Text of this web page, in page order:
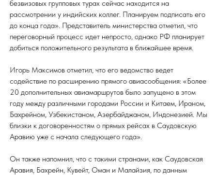
безвизовых групповых турах сейчас находится на
рассмотрении у индийских коллег. Планируем подписать его
до конца года». Представитель министерства отметил, что
переговорный процесс идет непросто, однако РФ планирует
добиться положительного результата в ближайшее время.
Игорь Максимов отметил, что его ведомство ведет
содействие по расширению прямого авиасообщения: «Более
20 дополнительных авиамаршрутов было запущено в этом
году между различными городами России и Китаем, Ираном,
Бахрейном, Узбекистаном, Азербайджаном, Индонезией. Мы
близки к договоренностям о прямых рейсах в Саудовскую
Аравию уже с начала следующего года».
Он также напомнил, что с такими странами, как Саудовская
Аравия, Бахрейн, Кувейт, Оман и Малайзия, по данным